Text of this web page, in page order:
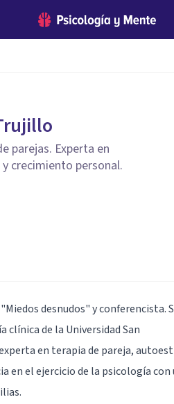
parejas. Experta en
crecimiento personal.
desnudos" y conferencista.
de la Universidad San
en terapia de pareja,
en el ejercicio de la psicología con